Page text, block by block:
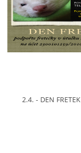
2.4. - DEN FRETEK